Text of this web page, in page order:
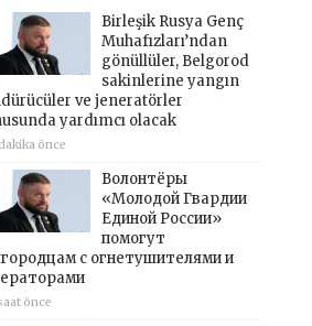
Birleşik Rusya Genç
Muhafızları’ndan
gönüllüler, Belgorod
sakinlerine yangın
ve jeneratörler
yardımcı olacak
önce
Волонтёры
«Молодой Гвардии
Единой России»
помогут
с огнетушителями и
önce